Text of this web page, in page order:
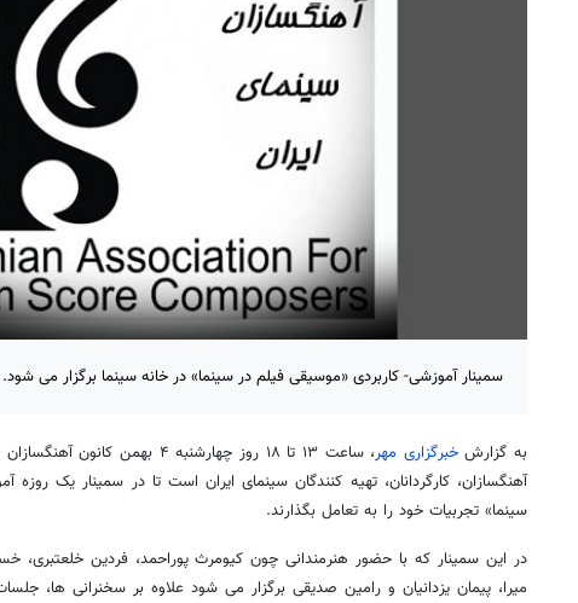
سمینار آموزشی- کاربردی «موسیقی فیلم در سینما» در خانه سینما برگزار می شود.
به گزارشخبرگزاری مهر
، ساعت ۱۳ تا ۱۸ روز چهارشنبه ۴
آهنگسازان، کارگردانان، تهیه کنندگان سینمای ایران است تا در سمینار یک
سینما» تجربیات خود را به تعامل بگذارند.
در این سمینار که با حضور هنرمندانی چون کیومرث پوراحمد، فردین خلعتبری،
میرا، پیمان یزدانیان و رامین صدیقی برگزار می شود علاوه بر سخنرانی ها،